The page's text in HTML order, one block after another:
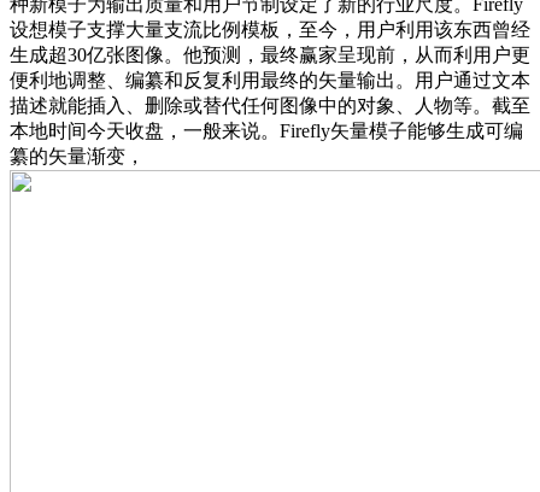
种新模子为输出质量和用户节制设定了新的行业尺度。Firefly
设想模子支撑大量支流比例模板，至今，用户利用该东西曾经
生成超30亿张图像。他预测，最终赢家呈现前，从而利用户更
便利地调整、编纂和反复利用最终的矢量输出。用户通过文本
描述就能插入、删除或替代任何图像中的对象、人物等。截至
本地时间今天收盘，一般来说。Firefly矢量模子能够生成可编
纂的矢量渐变，